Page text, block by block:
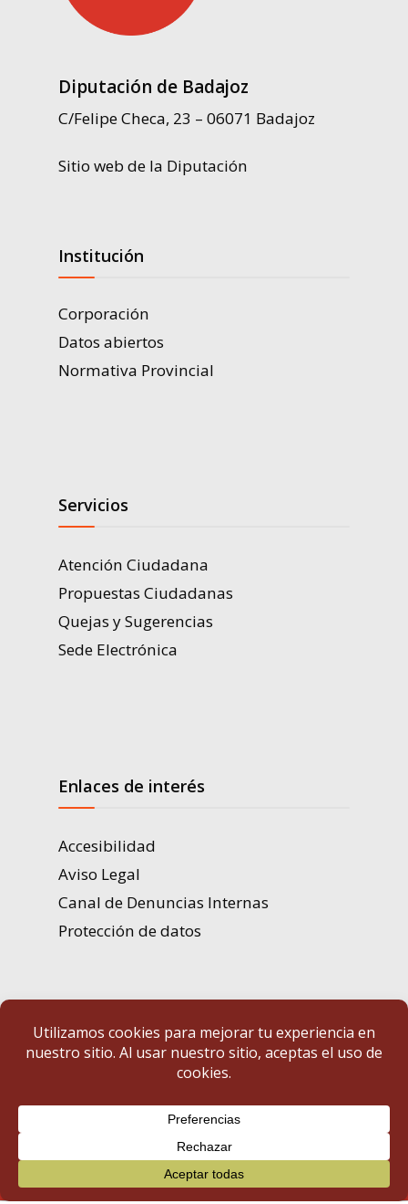
Diputación de Badajoz
C/Felipe Checa, 23 – 06071 Badajoz
Sitio web de la Diputación
Institución
Corporación
Datos abiertos
Normativa Provincial
Servicios
Atención Ciudadana
Propuestas Ciudadanas
Quejas y Sugerencias
Sede Electrónica
Enlaces de interés
Accesibilidad
Aviso Legal
Canal de Denuncias Internas
Protección de datos
Portal de Transparencia | Diputación de Badajoz